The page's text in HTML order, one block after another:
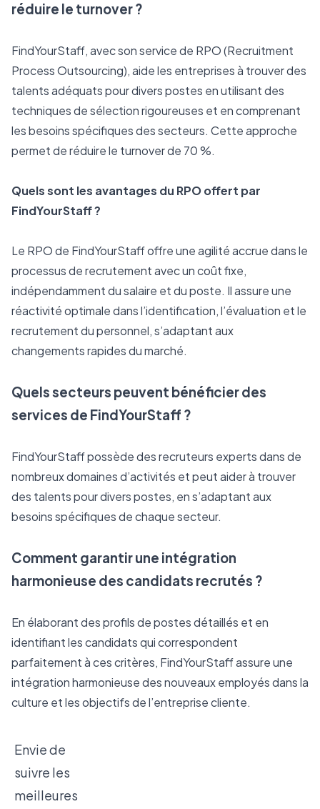
réduire le turnover ?
FindYourStaff, avec son service de RPO (Recruitment
Process Outsourcing), aide les entreprises à trouver des
talents adéquats pour divers postes en utilisant des
techniques de sélection rigoureuses et en comprenant
les besoins spécifiques des secteurs. Cette approche
permet de réduire le turnover de 70 %.
Quels sont les avantages du RPO offert par
FindYourStaff ?
Le RPO de FindYourStaff offre une agilité accrue dans le
processus de recrutement avec un coût fixe,
indépendamment du salaire et du poste. Il assure une
réactivité optimale dans l’identification, l’évaluation et le
recrutement du personnel, s’adaptant aux
changements rapides du marché.
Quels secteurs peuvent bénéficier des
services de FindYourStaff ?
FindYourStaff possède des recruteurs experts dans de
nombreux domaines d’activités et peut aider à trouver
des talents pour divers postes, en s’adaptant aux
besoins spécifiques de chaque secteur.
Comment garantir une intégration
harmonieuse des candidats recrutés ?
En élaborant des profils de postes détaillés et en
identifiant les candidats qui correspondent
parfaitement à ces critères, FindYourStaff assure une
intégration harmonieuse des nouveaux employés dans la
culture et les objectifs de l’entreprise cliente.
Envie de
suivre les
meilleures